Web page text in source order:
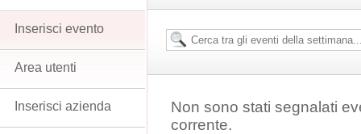
Non sono stati segnalati
corrente.
Inserisci evento
Area utenti
Inserisci azienda